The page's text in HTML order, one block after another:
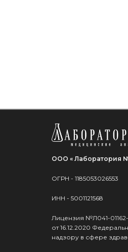
ООО « Лаборатория
ОГРН - 1185053026553
ИНН - 5001121568
Лицензия №Л041-
от 16.12.2020
надзору в сфере